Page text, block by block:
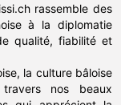
rassemble des
à la diplomatie
qualité, fiabilité et
la culture bâloise
nos beaux